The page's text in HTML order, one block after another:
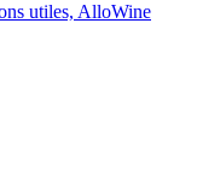
utiles, AlloWine